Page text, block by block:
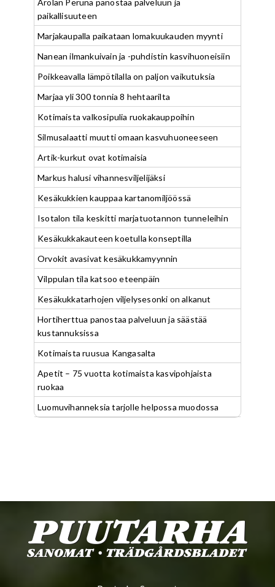
Arolan Peruna panostaa palveluun ja
paikallisuuteen
Marjakaupalla paikataan lomakuukauden myynti
Nanean ilmankuivain ja -puhdistin kasvihuoneisiin
Poikkeavalla lämpötilalla on paljon vaikutuksia
Marjaa yli 300 tonnia 8 hehtaarilta
Kotimaista valkosipulia ruokakauppoihin
Silmusalaatti muutti omaan kasvuhuoneeseen
Artik-kurkut ovat kotimaisia
Markus halusi vihannesviljelijäksi
Kesäkukkien kauppaa kartanomiljöössä
Isotalon tila keskitti marjatuotannon tunneleihin
Kesäkukkakauteen koetulla konseptilla
Orvokit avasivat kesäkukkamyynnin
Vilppulan tila katsoo eteenpäin
Kesäkukkatarhojen viljelysesonki on alkanut
Hortiherttua panostaa palveluun ja säästää
kustannuksissa
Kotimaista ruusua Kangasalta
Apetit – 75 vuotta kotimaista kasvipohjaista
ruokaa
Luomuvihanneksia tarjolle helpossa muodossa